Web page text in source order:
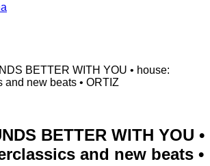
BETTER WITH YOU • house:
and new beats • ORTIZ
BETTER WITH YOU •
and new beats •